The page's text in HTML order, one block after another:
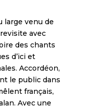
large venu de
avec
des chants
d’ici et
Accordéon,
le public dans
français,
Avec une